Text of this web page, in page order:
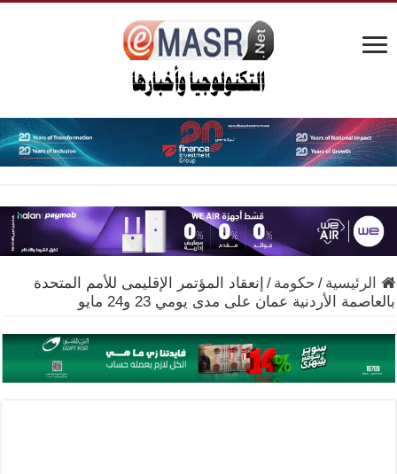
الرئيسية / حكومة / إنعقاد المؤتمر الإقليمى للأمم المتحدة
بالعاصمة الأردنية عمان على مدى يومي 23 و24 مايو